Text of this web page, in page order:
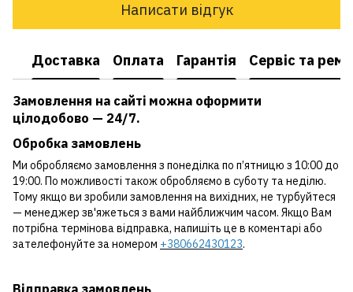
Написати відгук
Доставка Оплата Гарантія Сервіс та
Замовлення на сайті можна оформити
цілодобово — 24/7.
Обробка замовлень
Ми обробляємо замовлення з понеділка по п’ятницю з 10:00 до
19:00. По можливості також обробляємо в суботу та неділю.
Тому якщо ви зробили замовлення на вихідних, не турбуйтеся
— менеджер зв'яжеться з вами найближчим часом. Якщо Вам
потрібна термінова відправка, напишіть це в коментарі або
зателефонуйте за номером +380662430123.